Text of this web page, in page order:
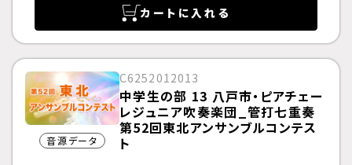
カートに入れる
音源データ
C6252012013
中学生の部 13 八戸市・ピアチェー
レジュニア吹奏楽団_管打七重奏
第52回東北アンサンブルコンテス
ト